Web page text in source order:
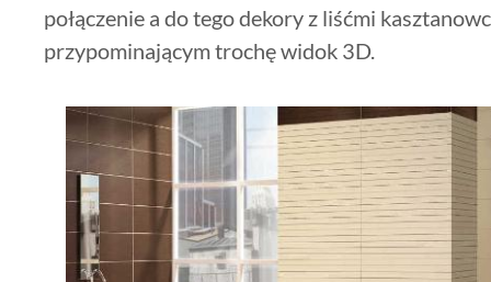
połączenie a do tego dekory z liśćmi
przypominającym trochę widok 3D.